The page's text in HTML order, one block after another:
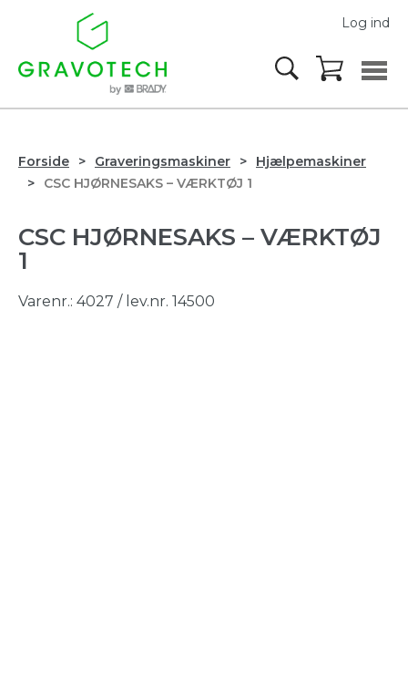
Log ind
Forside Graveringsmaskiner
Hjælpemaskiner
CSC HJØRNESAKS – VÆRKTØJ 1
CSC HJØRNESAKS – VÆRKTØJ
1
Varenr.: 4027 / lev.nr. 14500